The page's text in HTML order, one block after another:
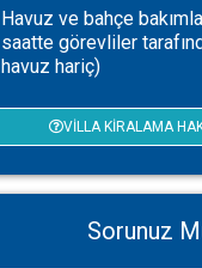
Havuz ve bahçe
saatte görevliler
havuz hariç)
VILLA KIRALAMA
Sorunuz